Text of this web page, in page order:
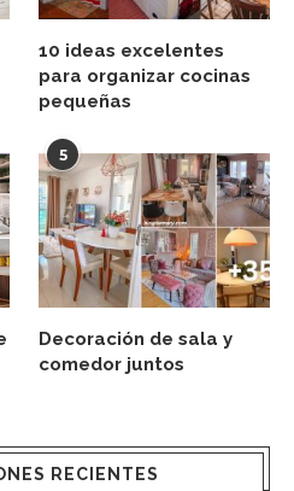
10 ideas excelentes
para organizar cocinas
pequeñas
5
Decoración de sala y
comedor juntos
RECIENTES